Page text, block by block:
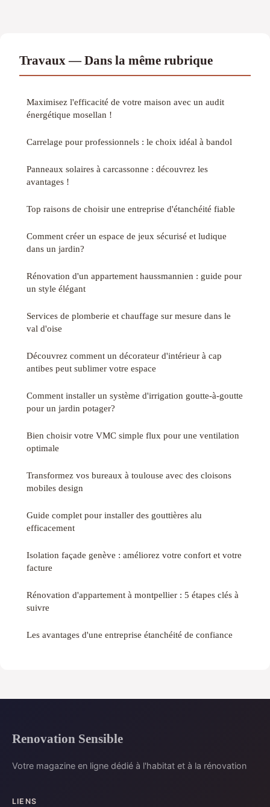
Travaux — Dans la même rubrique
Maximisez l'efficacité de votre maison avec un audit
énergétique mosellan !
Carrelage pour professionnels : le choix idéal à bandol
Panneaux solaires à carcassonne : découvrez les
avantages !
Top raisons de choisir une entreprise d'étanchéité fiable
Comment créer un espace de jeux sécurisé et ludique
dans un jardin?
Rénovation d'un appartement haussmannien : guide pour
un style élégant
Services de plomberie et chauffage sur mesure dans le
val d'oise
Découvrez comment un décorateur d'intérieur à cap
antibes peut sublimer votre espace
Comment installer un système d'irrigation goutte-à-goutte
pour un jardin potager?
Bien choisir votre VMC simple flux pour une ventilation
optimale
Transformez vos bureaux à toulouse avec des cloisons
mobiles design
Guide complet pour installer des gouttières alu
efficacement
Isolation façade genève : améliorez votre confort et votre
facture
Rénovation d'appartement à montpellier : 5 étapes clés à
suivre
Les avantages d'une entreprise étanchéité de confiance
Renovation Sensible
Votre magazine en ligne dédié à l'habitat et à la rénovation
LIENS